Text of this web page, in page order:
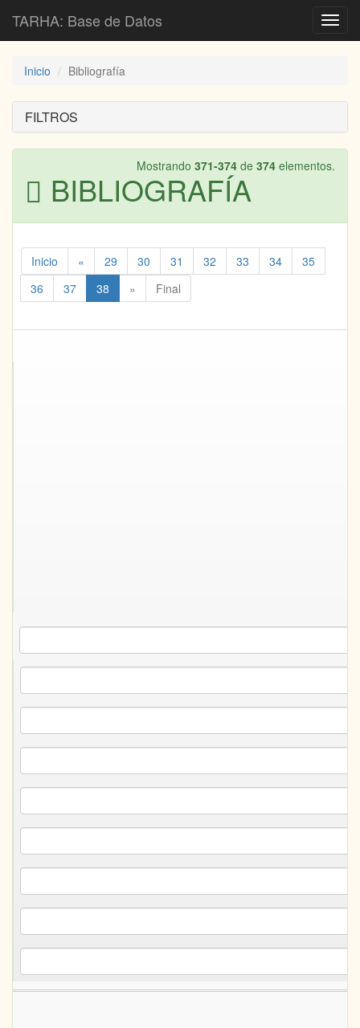
TARHA: Base de Datos
Inicio Bibliografía
FILTROS
Mostrando 371-374 de 374 elementos.
BIBLIOGRAFÍA
Inicio « 29 30 31 32 33 34
35
36
37 38 » Final